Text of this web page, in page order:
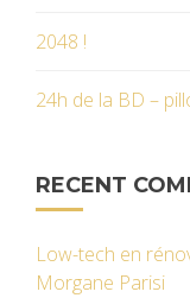
2048 !
24h de la BD –
RECENT
Low-tech en
Morgane Parisi